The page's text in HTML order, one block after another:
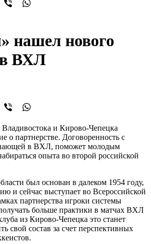
нашел нового
в ВХЛ
и Кирово-Чепецка
о партнерстве. Договоренность с
в ВХЛ, поможет молодым
опыта во второй российской
был основан в далеком 1954 году,
и сейчас выступает во Всероссийской
партнерства игроки системы
больше практики в матчах ВХЛ
из Кирово-Чепецка это станет
свой состав за счет перспективных